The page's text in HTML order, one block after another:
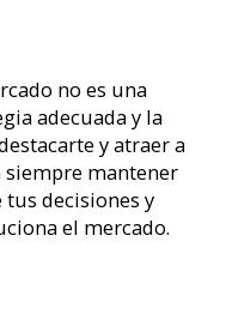
no es una
adecuada y la
y atraer a
mantener
decisiones y
el mercado.